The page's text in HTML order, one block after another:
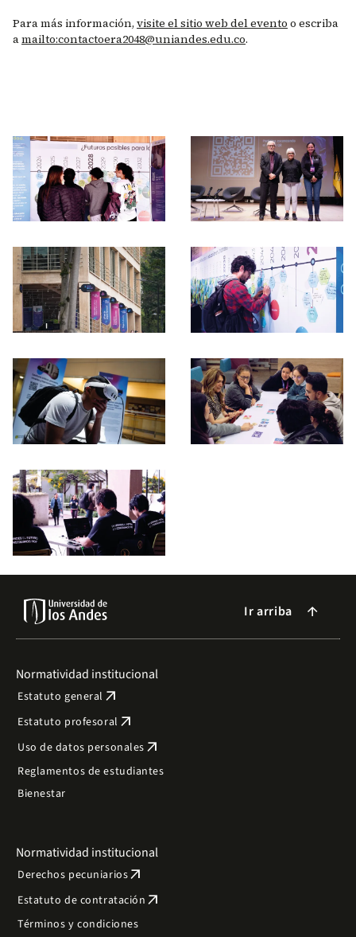
Para más información, visite el sitio web del evento o escriba
amailto:contactoera2048@uniandes.edu.co.
Ir arriba arrow_forward
Normatividad institucional
Estatuto general arrow_outward
Estatuto profesoral arrow_outward
Uso de datos personales arrow_outward
Reglamentos de estudiantes
Bienestar
Normatividad institucional
Derechos pecuniariosarrow_outward
Estatuto de contratación arrow_outward
Términos y condiciones